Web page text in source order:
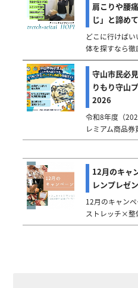
肩こりや腰
じ」と諦め
どこに行けば
体を探すなら徹
守山市民必
りもり守山
2026
令和8年度（
レミアム商品
12月のキャ
レンプレゼ
12月のキャン
ストレッチ×整